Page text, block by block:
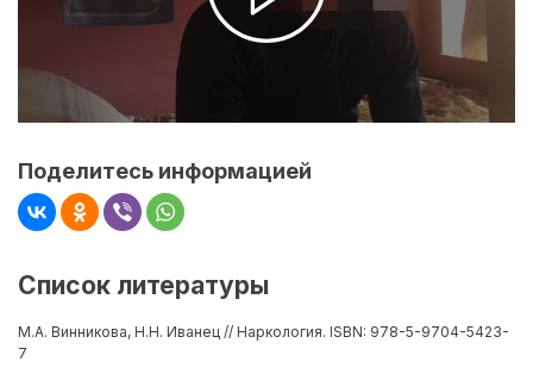
Поделитесь информацией
Список литературы
М.А. Винникова, Н.Н. Иванец // Наркология. ISBN: 978-5-9704-5423-
7